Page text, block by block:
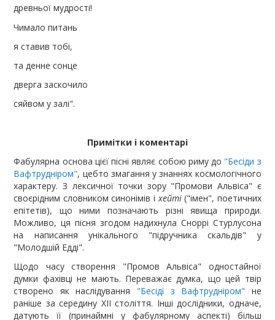
древньоï мудрості!
Чимало питань
я ставив тобі,
та денне сонце
дверга заскочило
сяйвом у залі".
Примітки і коментарі
Фабулярна основа цієï пісні являє собою риму до "Бесіди з
Вафтрудніром", цебто змагання у знаннях космологічного
характеру. З лексичноï точки зору "Промови Альвіса" є
своєрідним словником синонімів іхейті("імен", поетичних
епітетів), що ними позначають різні явища природи.
Можливо, ця пісня згодом надихнула Сноррі Стурлусона
на написання унікального "підручника скальдів" у
"Молодшій Едді".
Щодо часу створення "Промов Альвіса" одностайноï
думки фахівці не мають. Переважає думка, що цей твір
створено як наслідування "Бесіді з Вафтрудніром" не
раніше за середину ХІІ століття. Інші дослідники, одначе,
датують ïï (принаймні у фабулярному аспекті) більш